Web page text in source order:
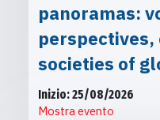
panoramas:
societies of
Inizio: 25/08/2026
Mostra evento